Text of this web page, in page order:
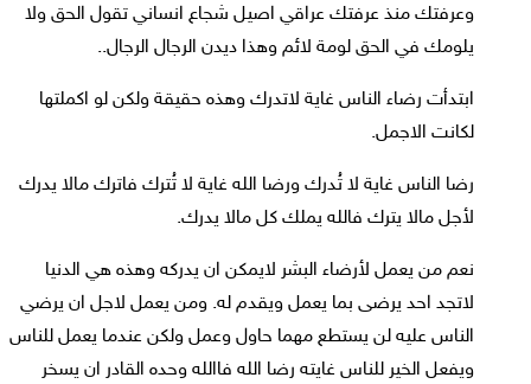
وعرفتك منذ عرفتك عراقي اصيل شجاع انساني تقول الحق ولا
يلومك في الحق لومة لائم وهذا ديدن الرجال الرجال..
ابتدأت رضاء الناس غاية لاتدرك وهذه حقيقة ولكن لو اكملتها
لكانت الاجمل.
رضا الناس غاية لا تُدرك ورضا الله غاية لا تُترك فاترك مالا يدرك
لأجل مالا يترك فالله يملك كل مالا يدرك.
نعم من يعمل لأرضاء البشر لايمكن ان يدركه وهذه هي الدنيا
لاتجد احد يرضى بما يعمل ويقدم له. ومن يعمل لاجل ان يرضي
الناس عليه لن يستطع مهما حاول وعمل ولكن عندما يعمل للناس
ويفعل الخير للناس غايته رضا الله فاالله وحده القادر ان يسخر